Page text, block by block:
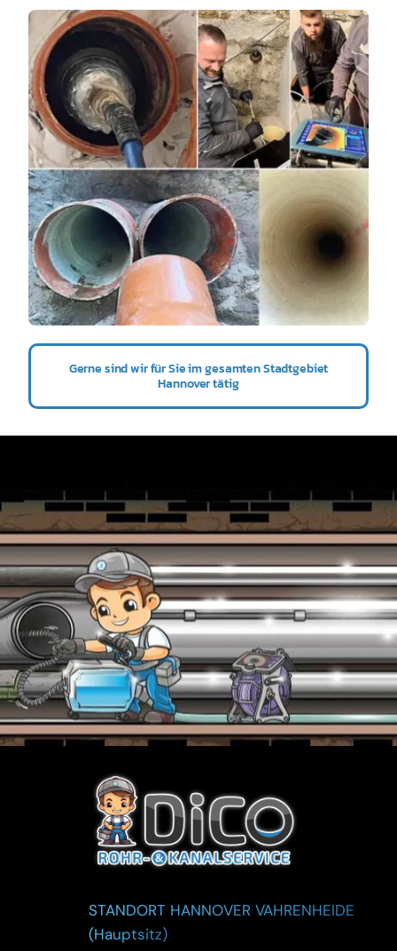
Gerne sind wir für Sie im gesamten Stadtgebiet
Hannover tätig
STANDORT HANNOVER VAHRENHEIDE
(Hauptsitz)